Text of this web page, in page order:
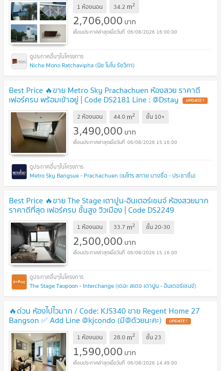
1 ห้องนอน 34.2 m2
2,706,000 บาท
06/08/2026 16:00:00
Niche Mono Ratchavipha (นิช โมโน รัชวิภา)
Best Price 🔥ขาย Metro Sky Prachachuen ห้องสวย ราคาดี
เฟอร์ครบ พร้อมเข้าอยู่ | Code DS2181 Line : @Dstay
2 ห้องนอน 44.0 m2 ชั้น 10+
3,490,000 บาท
06/08/2026 15:16:00
Metro Sky Bangsue - Prachachuen (เมโทร สกาย บางซื่อ - ประชาชื่น)
Best Price 🔥ขาย The Stage เตาปูน-อินเตอร์เชนจ์ ห้องสวยมาก
ราคาดีที่สุด เฟอร์ครบ ชั้นสูง วิวเมือง | Code DS2249
Line:@Dstay
1 ห้องนอน 33.7 m2 ชั้น20-30
2,500,000 บาท
06/08/2026 15:16:00
The Stage Taopoon - Interchange (เดอะ สเตจ เตาปูน - อินเตอร์เชนจ์)
🔥ด่วน ห้องไปไวมาก / Code: KJS340 ขาย Regent Home 27
Bangson ✅ Add Line @kjcondo (มี@ด้วยนะคะ)
1 ห้องนอน 28.0 m2 ชั้น23
1,590,000 บาท
06/08/2026 14:49:00